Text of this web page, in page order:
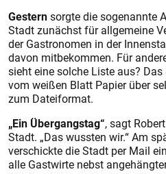
Gesternsorgte die sogenannte
Stadt zunächst für allgemeine
der Gastronomen in der
davon mitbekommen. Für
sieht eine solche Liste aus?
vom weißen Blatt Papier über
zum Dateiformat.
„Ein Übergangstag“, sagt
Stadt. „Das wussten wir.“ Am
verschickte die Stadt per Mail
alle Gastwirte nebst